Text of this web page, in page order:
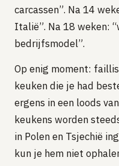
carcassen”. Na 14
Italië”. Na 18 weken:
bedrijfsmodel”.
Op enig moment:
keuken die je had
ergens in een loods
keukens worden
in Polen en Tsjechië
kun je hem niet